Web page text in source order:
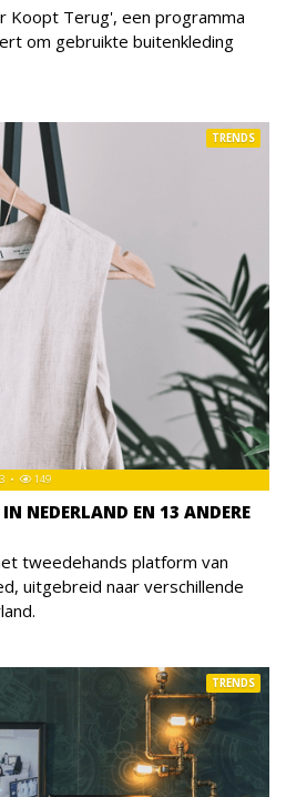
Koopt Terug', een programma
om gebruikte buitenkleding
NEDERLAND EN 13 ANDERE
149
TRENDS
tweedehands platform van
uitgebreid naar verschillende
TRENDS